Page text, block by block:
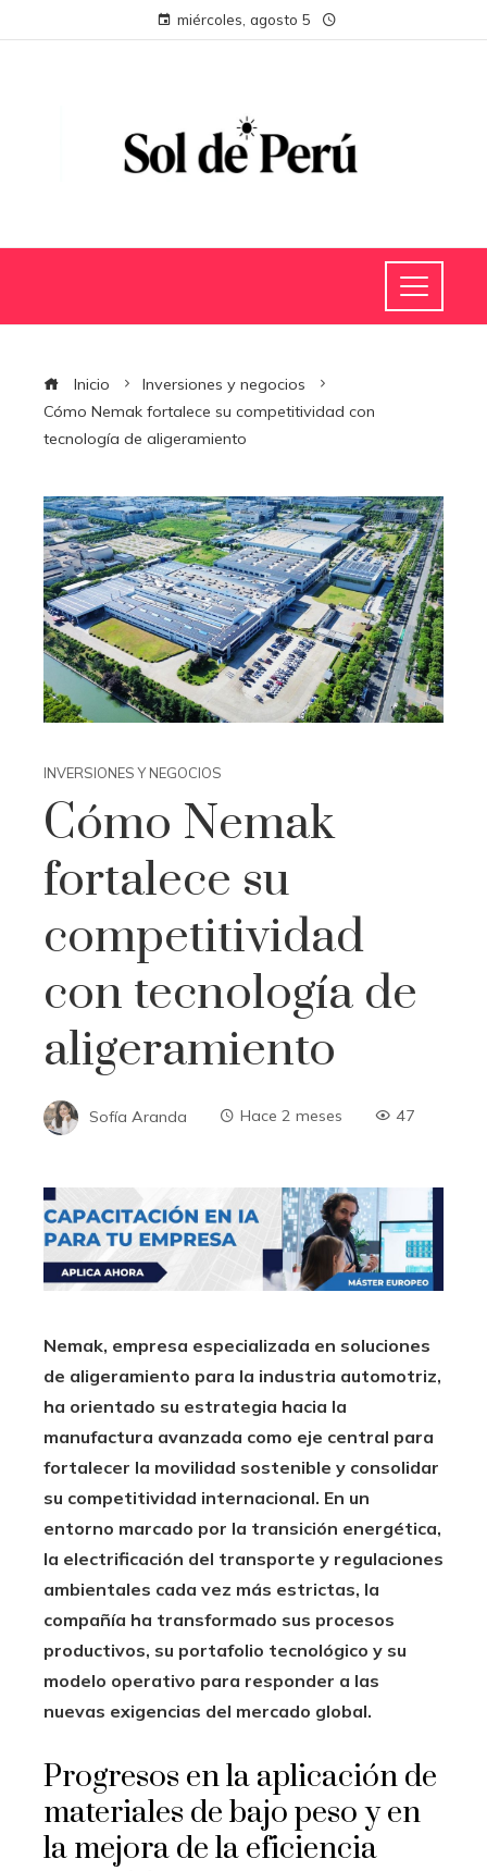
miércoles, agosto 5
Inicio
Inversiones y negocios
Cómo Nemak fortalece su competitividad con
tecnología de aligeramiento
INVERSIONES Y NEGOCIOS
Cómo Nemak
fortalece su
competitividad
con tecnología de
aligeramiento
Sofía Aranda Hace 2 meses 47
Nemak, empresa especializada en soluciones
de aligeramiento para la industria automotriz,
ha orientado su estrategia hacia la
manufactura avanzada como eje central para
fortalecer la movilidad sostenible y consolidar
su competitividad internacional. En un
entorno marcado por la transición energética,
la electrificación del transporte y regulaciones
ambientales cada vez más estrictas, la
compañía ha transformado sus procesos
productivos, su portafolio tecnológico y su
modelo operativo para responder a las
nuevas exigencias del mercado global.
Progresos en la aplicación de
materiales de bajo peso y en
la mejora de la eficiencia